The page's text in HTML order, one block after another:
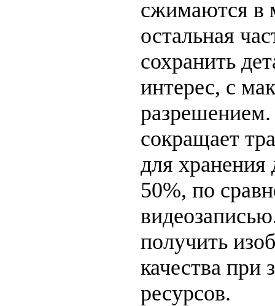
сжимаются в
остальная
сохранить
интерес, с
сокращает
для
50%, по
получить
качества при
ресурсов.